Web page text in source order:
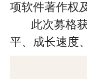
项软件著作权
此次募格获
平、成长速度